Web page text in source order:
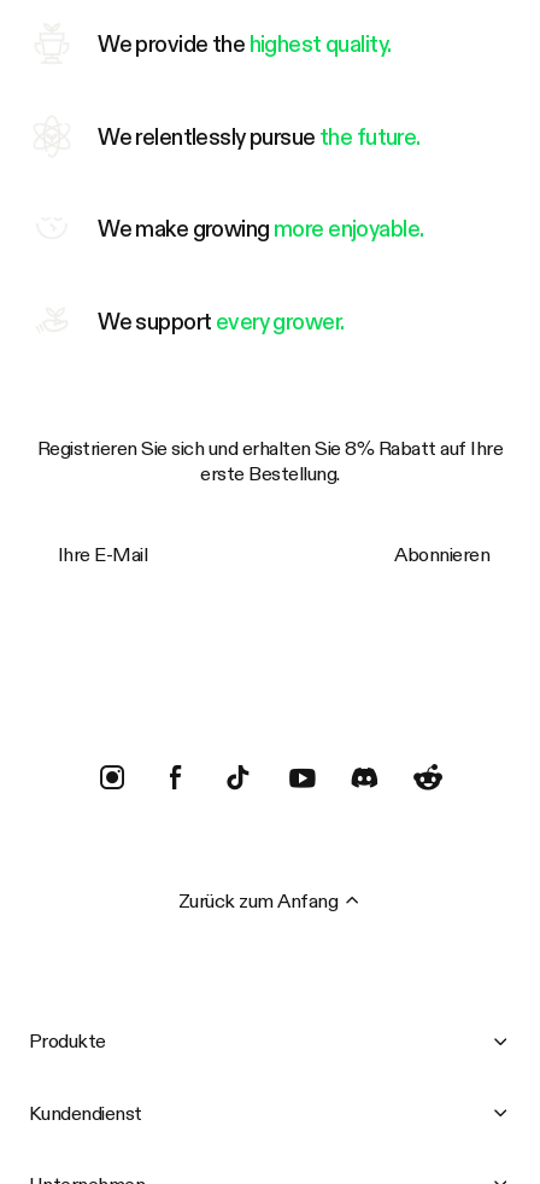
We provide the highest quality.
We relentlessly pursue the future.
We make growing more enjoyable.
We support every grower.
Registrieren Sie sich und erhalten Sie 8% Rabatt auf Ihre
erste Bestellung.
Abonnieren
Zurück zum Anfang
Produkte
Kundendienst